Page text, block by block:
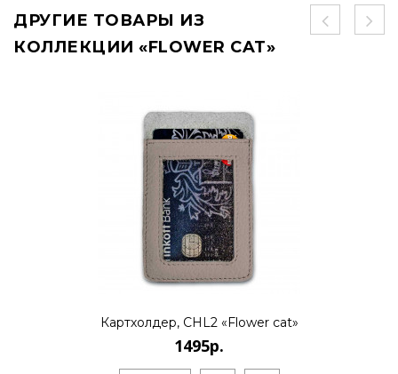
ДРУГИЕ ТОВАРЫ ИЗ
КОЛЛЕКЦИИ «FLOWER CAT»
Картхолдер, CHL2 «Flower cat»
1495р.